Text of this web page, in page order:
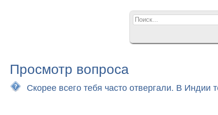
Просмотр вопроса
Скорее всего тебя часто отвергали. В